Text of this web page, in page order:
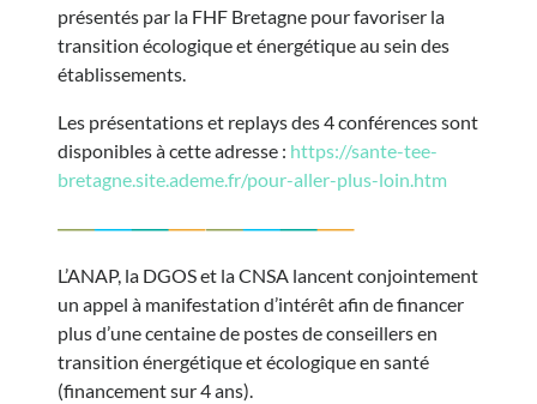
présentés par la FHF Bretagne pour favoriser la
transition écologique et énergétique au sein des
établissements.
Les présentations et replays des 4 conférences sont
disponibles à cette adresse : https://sante-tee-
bretagne.site.ademe.fr/pour-aller-plus-loin.htm
L’ANAP, la DGOS et la CNSA lancent conjointement
un appel à manifestation d’intérêt afin de financer
plus d’une centaine de postes de conseillers en
transition énergétique et écologique en santé
(financement sur 4 ans).